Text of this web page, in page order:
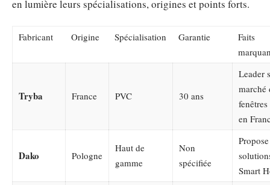
en lumière leurs spécialisations, origines et points forts.
Fabricant Origine Spécialisation Garantie
Faits
Tryba France PVC 30 ans
Leader
marché
en
Dako Pologne
Haut de
gamme
Non
spécifiée
Smart